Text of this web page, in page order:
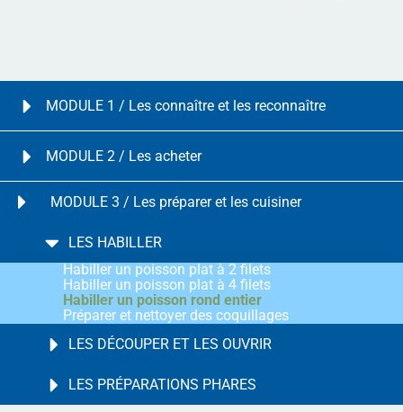
MODULE 1 / Les connaître et les reconnaître
MODULE 2 / Les acheter
MODULE 3 / Les préparer et les cuisiner
LES HABILLER
Habiller un poisson plat à 2 filets
Habiller un poisson plat à 4 filets
Habiller un poisson rond entier
Préparer et nettoyer des coquillages
LES DÉCOUPER ET LES OUVRIR
LES PRÉPARATIONS PHARES